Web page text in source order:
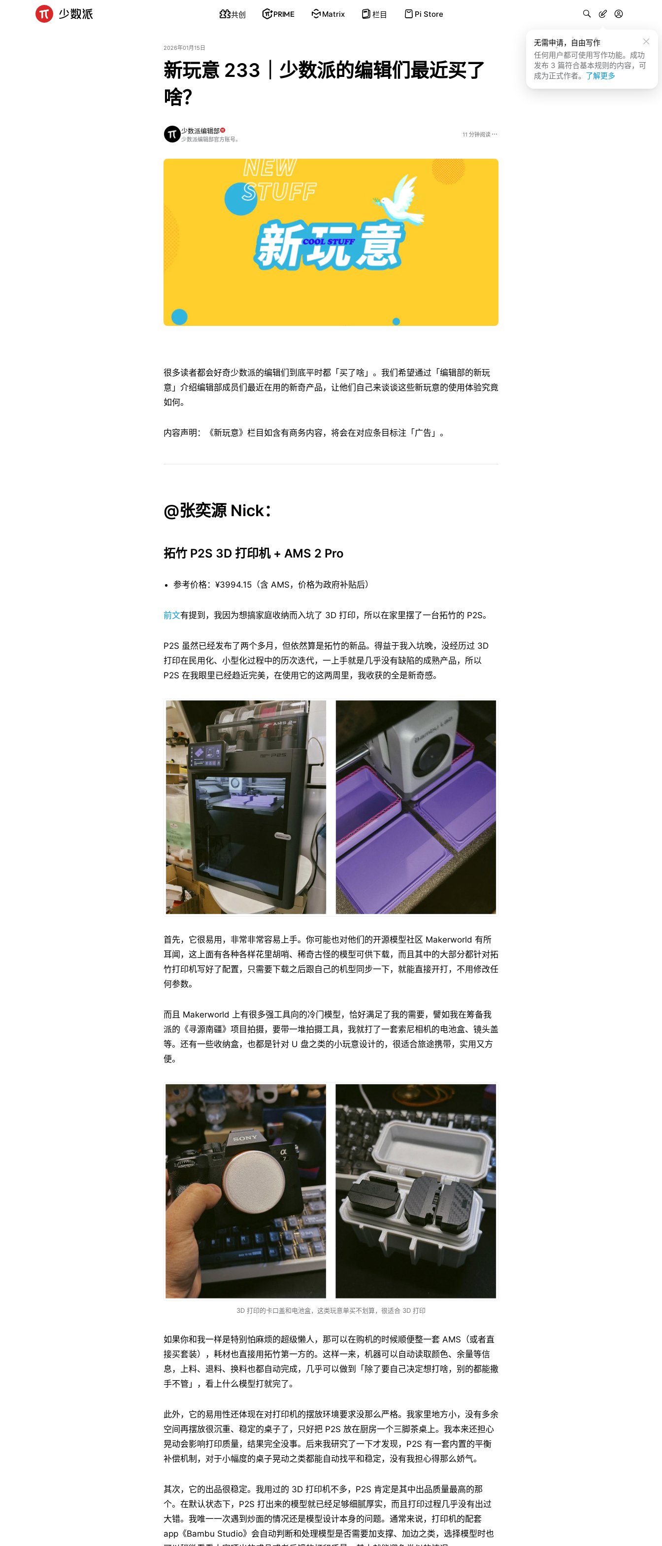
共创 PRIME Matrix 栏目 Pi Store
无需申请，自由写作
任何用户都可使用写作功能。成功
发布 3 篇符合基本规则的内容，可
成为正式作者。 了解更多
2026年01月15日
新玩意 233｜少数派的编辑们最近买了
啥？
少数派编辑部
少数派编辑部官方账号。
11 分钟阅读
很多读者都会好奇少数派的编辑们到底平时都「买了啥」。我们希望通过「编辑部的新玩
意」介绍编辑部成员们最近在用的新奇产品，让他们自己来谈谈这些新玩意的使用体验究竟
如何。
内容声明：《新玩意》栏目如含有商务内容，将会在对应条目标注「广告」。
@张奕源 Nick：
拓竹 P2S 3D 打印机 + AMS 2 Pro
参考价格：¥3994.15（含 AMS，价格为政府补贴后）
前文有提到，我因为想搞家庭收纳而入坑了 3D 打印，所以在家里摆了一台拓竹的 P2S。
P2S 虽然已经发布了两个多月，但依然算是拓竹的新品。得益于我入坑晚，没经历过 3D
打印在民用化、小型化过程中的历次迭代，一上手就是几乎没有缺陷的成熟产品，所以
P2S 在我眼里已经趋近完美，在使用它的这两周里，我收获的全是新奇感。
首先，它很易用，非常非常容易上手。你可能也对他们的开源模型社区 Makerworld 有所
耳闻，这上面有各种各样花里胡哨、稀奇古怪的模型可供下载，而且其中的大部分都针对拓
竹打印机写好了配置，只需要下载之后跟自己的机型同步一下，就能直接开打，不用修改任
何参数。
而且 Makerworld 上有很多强工具向的冷门模型，恰好满足了我的需要，譬如我在筹备我
派的《寻源南疆》项目拍摄，要带一堆拍摄工具，我就打了一套索尼相机的电池盒、镜头盖
等。还有一些收纳盒，也都是针对 U 盘之类的小玩意设计的，很适合旅途携带，实用又方
便。
3D 打印的卡口盖和电池盒，这类玩意单买不划算，很适合 3D 打印
如果你和我一样是特别怕麻烦的超级懒人，那可以在购机的时候顺便整一套 AMS（或者直
接买套装），耗材也直接用拓竹第一方的。这样一来，机器可以自动读取颜色、余量等信
息，上料、退料、换料也都自动完成，几乎可以做到「除了要自己决定想打啥，别的都能撒
手不管」，看上什么模型打就完了。
此外，它的易用性还体现在对打印机的摆放环境要求没那么严格。我家里地方小，没有多余
空间再摆放很沉重、稳定的桌子了，只好把 P2S 放在厨房一个三脚茶桌上。我本来还担心
晃动会影响打印质量，结果完全没事。后来我研究了一下才发现，P2S 有一套内置的平衡
补偿机制，对于小幅度的桌子晃动之类都能自动找平和稳定，没有我担心得那么娇气。
其次，它的出品很稳定。我用过的 3D 打印机不多，P2S 肯定是其中出品质量最高的那
个。在默认状态下，P2S 打出来的模型就已经足够细腻厚实，而且打印过程几乎没有出过
大错。我唯一一次遇到炒面的情况还是模型设计本身的问题。通常来说，打印机的配套
app《Bambu Studio》会自动判断和处理模型是否需要加支撑、加边之类，选择模型时也